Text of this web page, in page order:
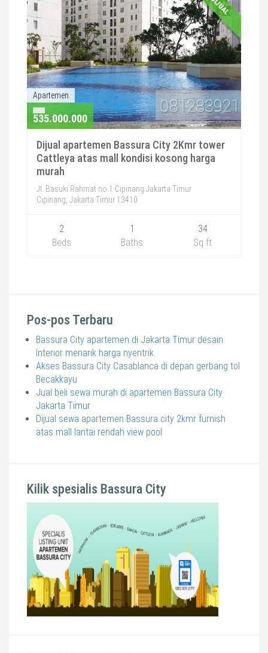
DIJUAL
Apartemen
535.000.000
Dijual apartemen Bassura City 2Kmr tower
Cattleya atas mall kondisi kosong harga
murah
Jl. Basuki Rahmat no.1 Cipinang Jakarta Timur
Cipinang, Jakarta Timur 13410
2
Beds
1
Baths
34
Sq ft
Pos-pos Terbaru
Bassura City apartemen di Jakarta Timur desain
Interior menarik harga nyentrik.
Akses Bassura City Casablanca di depan gerbang tol
Becakkayu
Jual beli sewa murah di apartemen Bassura City
Jakarta Timur
Dijual sewa apartemen Bassura city 2kmr furnish
atas mall lantai rendah view pool
Kilik spesialis Bassura City